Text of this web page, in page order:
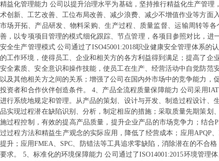
精益化管理能力 公司以提升治理水平为基础，坚持推行精益化生产管
术创新、工艺改善、工位布局改善、减少浪费、减少不增值作业等方
市场开拓、产品研发、物料采购、生产过程、质量监督、运输周转等
善，以专项项目管理的模式细化跟踪、节点管理，各项目参照对比，
安全生产管理模式 公司通过了ISO45001:2018职业健康安全管理体系
的工作环境，使得员工、企业和相关方的各方利益得到满足；提高了
安全素质、安全意识和操作技能，使员工在生产、经营活动中自觉防
以及其他相关方之间的关系；增强了公司在国内外市场中的竞争能力
投资者和合作伙伴创造条件。 4、产品全流程质量保障能力 公司采用
进行系统地规定和管理。从产品的策划、设计与开发、制造过程设计
品实现过程潜在缺陷识别、分析，制定相应的措施；采取质量先期策
施过程控制，有效的提高产品质量，提升企业产品的市场竞争力；结
过过程方法和精益生产观念的实际应用，降低了经营成本；应用APQP
提升；应用FMEA、SPC、防错法等工具追求零缺陷，消除潜在的不合
要求。 5、标准化的环境保障能力 公司通过了ISO14001:2015环境管